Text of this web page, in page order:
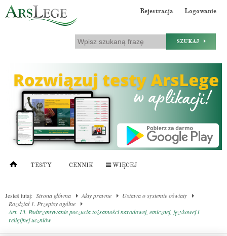
Rejestracja Logowanie
SZUKAJ
TESTY CENNIK WIĘCEJ
Jesteś tutaj: Strona główna Akty prawne
Ustawa o systemie oświaty
Rozdział 1. Przepisy ogólne
Art. 13. Podtrzymywanie poczucia tożsamości narodowej, etnicznej, językowej i
religijnej uczniów